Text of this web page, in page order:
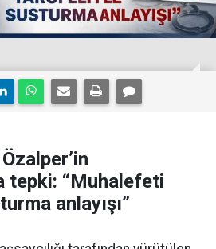
tepki: “Muhalefeti
anlayışı”